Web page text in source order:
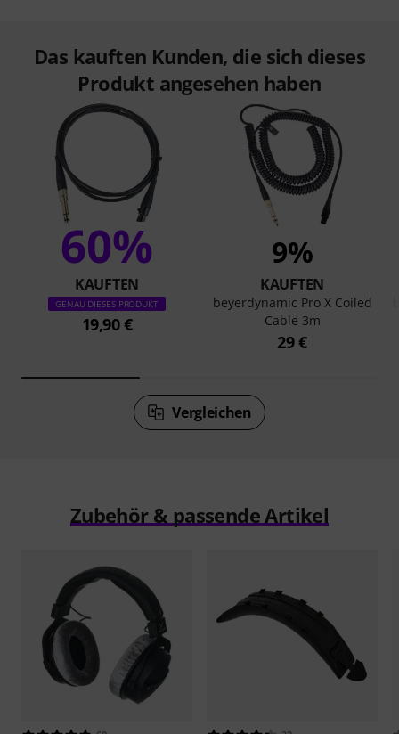
Das kauften Kunden, die sich dieses
Produkt angesehen haben
60%
KAUFTEN
GENAU DIESES PRODUKT
19,90 €
9%
KAUFTEN
beyerdynamic Pro X Coiled
Cable 3m
29 €
Vergleichen
Zubehör & passende Artikel